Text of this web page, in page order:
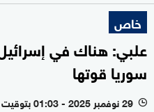
خاص
علبي: هناك في
سوريا قوتها
l 29 نوفمبر 2025 - 01:03 بتوقيت أبوظبي